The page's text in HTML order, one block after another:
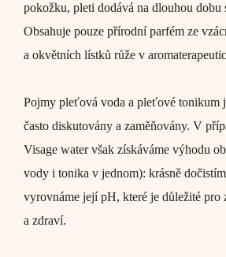
pokožku, pleti dodává na dlouhou dobu
Obsahuje pouze přírodní parfém ze
a okvětních lístků růže v
Pojmy pleťová voda a pleťové tonikum
často diskutovány a zaměňovány. V
Visage water však získáváme výhodu
vody i tonika v jednom): krásně
vyrovnáme její pH, které je důležité pro
a zdraví.